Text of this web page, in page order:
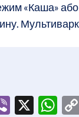
«Каша»
Viber
X